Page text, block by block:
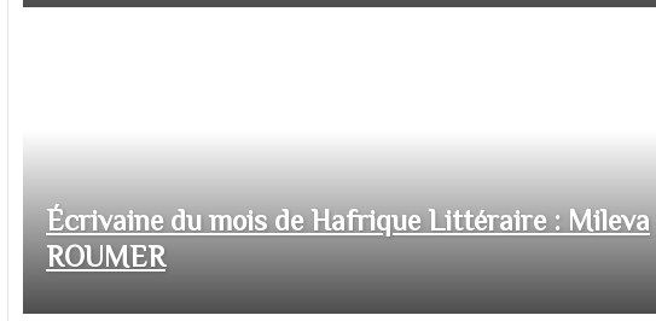
Écrivaine du mois de Hafrique Littéraire : Mileva
ROUMER